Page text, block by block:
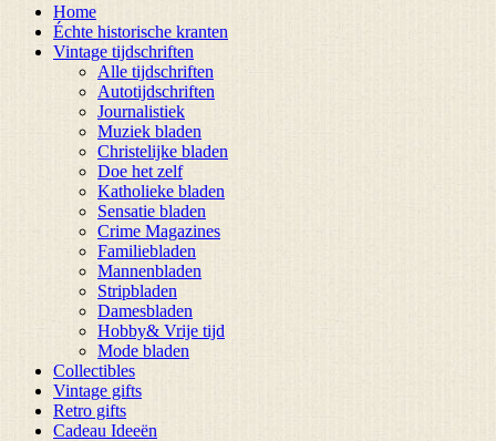
Home
Échte historische kranten
Vintage tijdschriften
Alle tijdschriften
Autotijdschriften
Journalistiek
Muziek bladen
Christelijke bladen
Doe het zelf
Katholieke bladen
Sensatie bladen
Crime Magazines
Familiebladen
Mannenbladen
Stripbladen
Damesbladen
Hobby& Vrije tijd
Mode bladen
Collectibles
Vintage gifts
Retro gifts
Cadeau Ideeën